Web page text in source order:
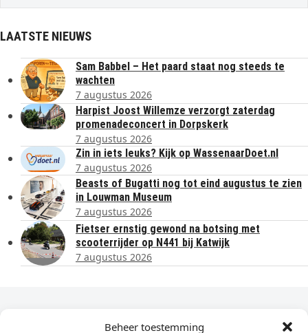
Beheer toestemming
LAATSTE NIEUWS
Sam Babbel – Het paard staat nog steeds te
wachten
7 augustus 2026
Harpist Joost Willemze verzorgt zaterdag
promenadeconcert in Dorpskerk
7 augustus 2026
Zin in iets leuks? Kijk op WassenaarDoet.nl
7 augustus 2026
Beasts of Bugatti nog tot eind augustus te zien
in Louwman Museum
7 augustus 2026
Fietser ernstig gewond na botsing met
scooterrijder op N441 bij Katwijk
7 augustus 2026
Dagelijks het laatste nieuws in je e-mail?